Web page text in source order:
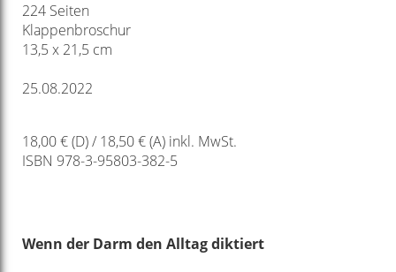
224 Seiten
Klappenbroschur
13,5 x 21,5 cm
25.08.2022
18,00 € (D) / 18,50 € (A) inkl. MwSt.
ISBN 978-3-95803-382-5
Wenn der Darm den Alltag diktiert